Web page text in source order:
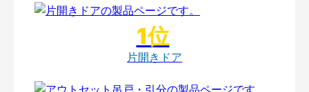
片開きドア